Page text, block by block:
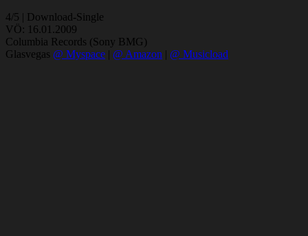
4/5 | Download-Single
VÖ: 16.01.2009
Columbia Records (Sony BMG)
Glasvegas @ Myspace | @ Amazon | @ Musicload